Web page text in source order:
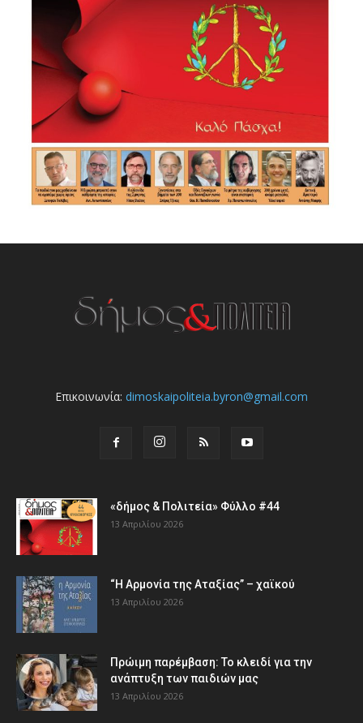
Επικοινωνία: dimoskaipoliteia.byron@gmail.com
«δήμος & Πολιτεία» Φύλλο #44
13 Απριλίου 2026
“Η Αρμονία της Αταξίας” – χαϊκού
13 Απριλίου 2026
Πρώιμη παρέμβαση: Το κλειδί για την
ανάπτυξη των παιδιών µας
13 Απριλίου 2026